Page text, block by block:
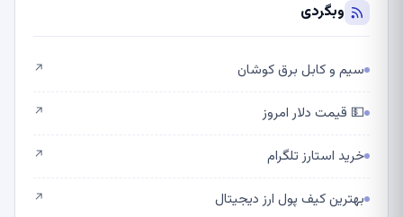
وبگردی
سیم و کابل برق کوشان ↗
💵 قیمت دلار امروز ↗
خرید استارز تلگرام ↗
بهترین کیف پول ارز دیجیتال ↗